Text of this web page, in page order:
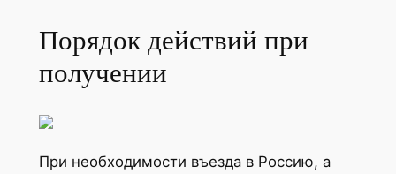
Порядок действий при
получении
При необходимости въезда в Россию, а